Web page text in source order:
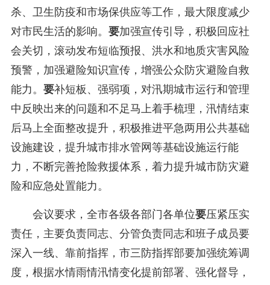
杀、卫生防疫和市场保供应等工作，最大限度减少
对市民生活的影响。 要加强宣传引导，积极回应社
会关切，滚动发布短临预报、洪水和地质灾害风险
预警，加强避险知识宣传，增强公众防灾避险自救
能力。 要补短板、强弱项，对汛期城市运行和管理
中反映出来的问题和不足马上着手梳理，汛情结束
后马上全面整改提升，积极推进平急两用公共基础
设施建设，提升城市排水管网等基础设施运行能
力，不断完善抢险救援体系，着力提升城市防灾避
险和应急处置能力。
会议要求，全市各级各部门各单位要压紧压实
责任，主要负责同志、分管负责同志和班子成员要
深入一线、靠前指挥，市三防指挥部要加强统筹调
度，根据水情雨情汛情变化提前部署、强化督导，